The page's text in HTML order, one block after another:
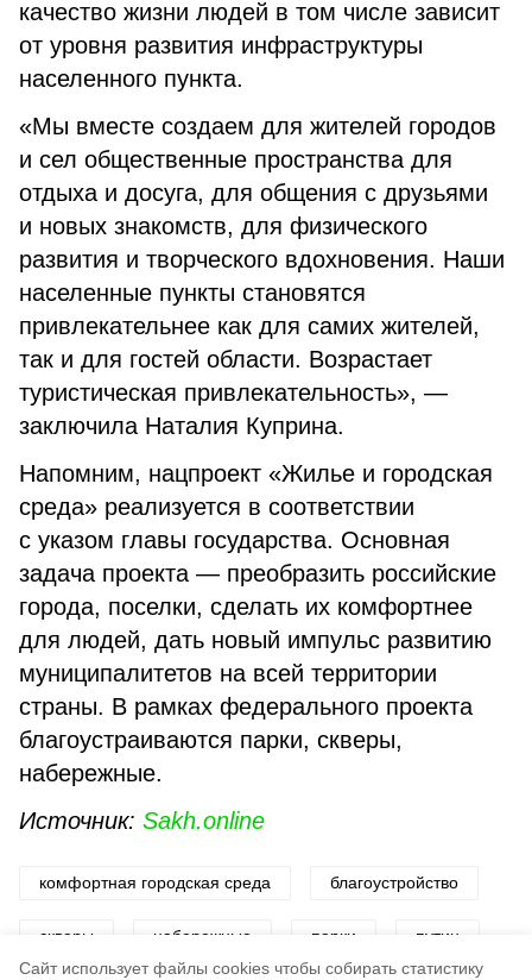
Cайт использует файлы cookies чтобы собирать статистику
качество жизни людей в том числе зависит
от уровня развития инфраструктуры
населенного пункта.
«Мы вместе создаем для жителей городов
и сел общественные пространства для
отдыха и досуга, для общения с друзьями
и новых знакомств, для физического
развития и творческого вдохновения. Наши
населенные пункты становятся
привлекательнее как для самих жителей,
так и для гостей области. Возрастает
туристическая привлекательность», —
заключила Наталия Куприна.
Напомним, нацпроект «Жилье и городская
среда» реализуется в соответствии
с указом главы государства. Основная
задача проекта — преобразить российские
города, поселки, сделать их комфортнее
для людей, дать новый импульс развитию
муниципалитетов на всей территории
страны. В рамках федерального проекта
благоустраиваются парки, скверы,
набережные.
Источник: Sakh.online
комфортная городская среда благоустройство
скверы набережные парки путин